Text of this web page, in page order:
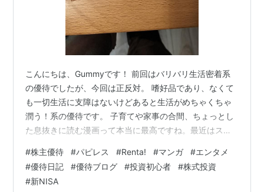
こんにちは、Gummyです！ 前回はバリバリ生活密着系
の優待でしたが、今回は正反対。 嗜好品であり、なくて
も一切生活に支障はないけどあると生活がめちゃくちゃ
潤う！系の優待です。 子育てや家事の合間、ちょっとし
た息抜きに読む漫画って本当に最高ですね。最近はスマ
でも、Gummy、生粋のおケチでして… 「手元に残らない
デジタルコンテンツにお金を出すのはちょっとイヤ…」
と感じて、気になるタイトルがあっても購入を見送って
#株主優待 #パピレス #Renta! #マンガ #エンタメ
#優待日記 #優待ブログ #投資初心者 #株式投資
#新NISA